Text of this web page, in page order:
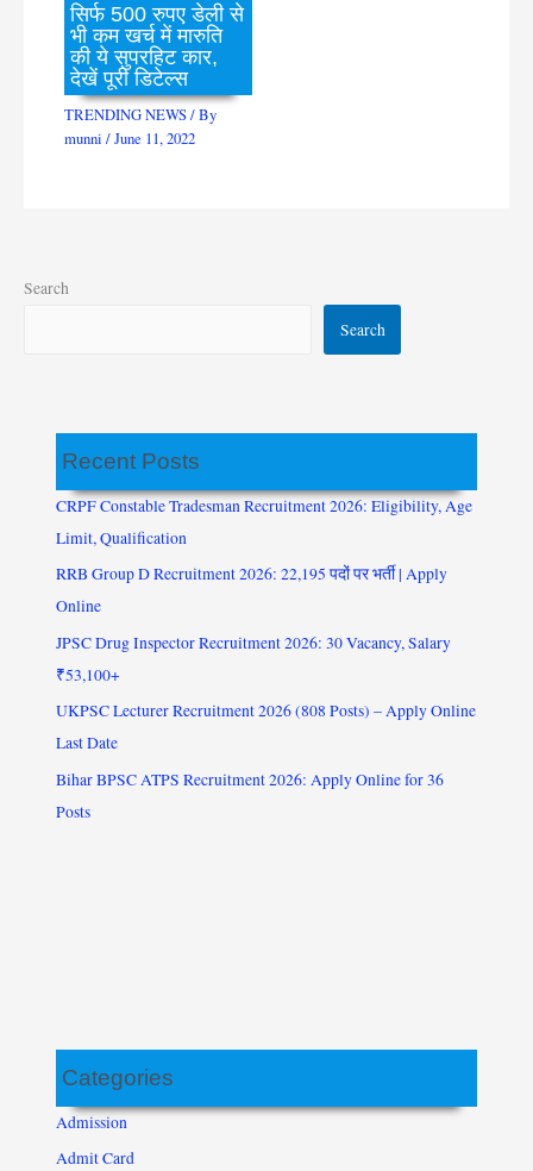
सिर्फ 500 रुपए डेली से
भी कम खर्च में मारुति
की ये सुपरहिट कार,
देखें पूरी डिटेल्स
TRENDING NEWS/ By
munni/June 11, 2022
Search
Search
Recent Posts
CRPF Constable Tradesman Recruitment 2026: Eligibility, Age
Limit, Qualification
RRB Group D Recruitment 2026: 22,195 पदों पर भर्ती | Apply
Online
JPSC Drug Inspector Recruitment 2026: 30 Vacancy, Salary
₹53,100+
UKPSC Lecturer Recruitment 2026 (808 Posts) – Apply Online
Last Date
Bihar BPSC ATPS Recruitment 2026: Apply Online for 36
Posts
Categories
Admission
Admit Card